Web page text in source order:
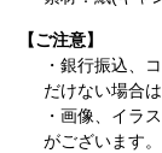
【ご注意】
・銀行振込、
だけない場合
・画像、イラ
がございます。